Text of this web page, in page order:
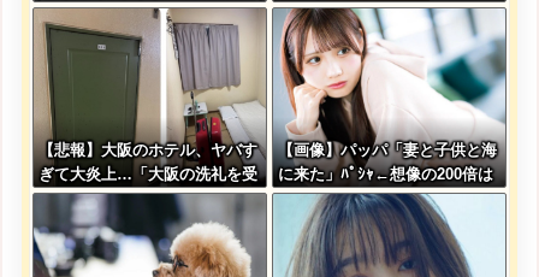
絵「ムダに東大卒」
こ」
【悲報】大阪のホテル、ヤバす
ぎて大炎上…「大阪の洗礼を受
けました」
【画像】パッパ「妻と子供と海
に来た」ﾊﾟｼｬ←想像の200倍は
神々しくて草